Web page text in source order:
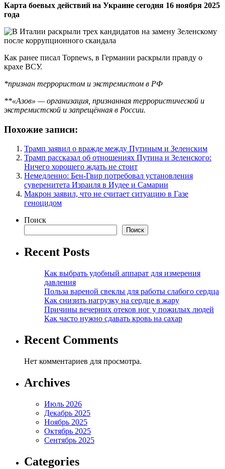
Карта боевых действий на Украине сегодня 16 ноября 2025
года
Как ранее писал Topnews, в Германии раскрыли правду о
крахе ВСУ.
*признан террористом и экстремистом в РФ
**«Азов» — организация, признанная террористической и
экстремистской и запрещённая в России.
Похожие записи:
Трамп заявил о вражде между Путиным и Зеленским
Трамп рассказал об отношениях Путина и Зеленского:
Ничего хорошего ждать не стоит
Немедленно: Бен-Гвир потребовал установления
суверенитета Израиля в Иудее и Самарии
Макрон заявил, что не считает ситуацию в Газе
геноцидом
Поиск
Поиск
Recent Posts
Как выбрать удобный аппарат для измерения
давления
Польза вареной свеклы для работы слабого сердца
Как снизить нагрузку на сердце в жару
Причины вечерних отеков ног у пожилых людей
Как часто нужно сдавать кровь на сахар
Recent Comments
Нет комментариев для просмотра.
Archives
Июль 2026
Декабрь 2025
Ноябрь 2025
Октябрь 2025
Сентябрь 2025
Categories